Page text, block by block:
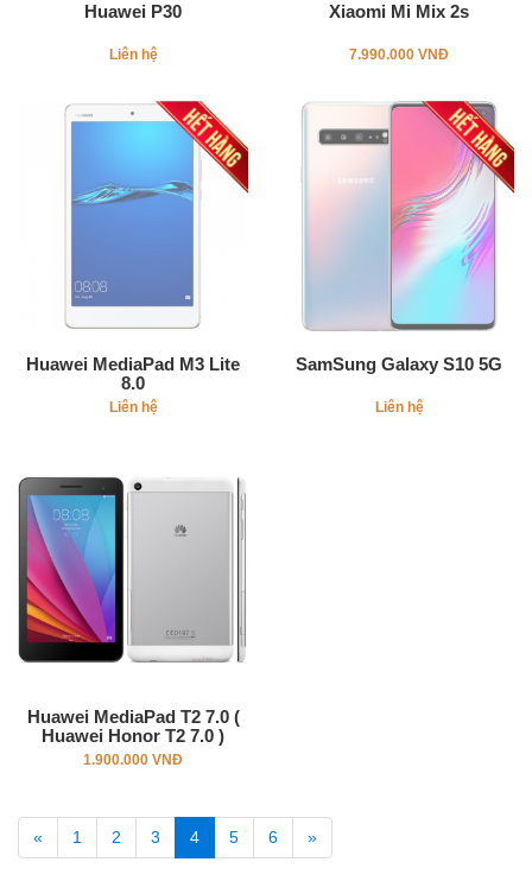
Huawei P30
Liên hệ
Xiaomi Mi Mix 2s
7.990.000 VNĐ
Huawei MediaPad M3 Lite
8.0
Liên hệ
SamSung Galaxy S10 5G
Liên hệ
Huawei MediaPad T2 7.0 (
Huawei Honor T2 7.0 )
1.900.000 VNĐ
« 1 2 3 4 5 6 »